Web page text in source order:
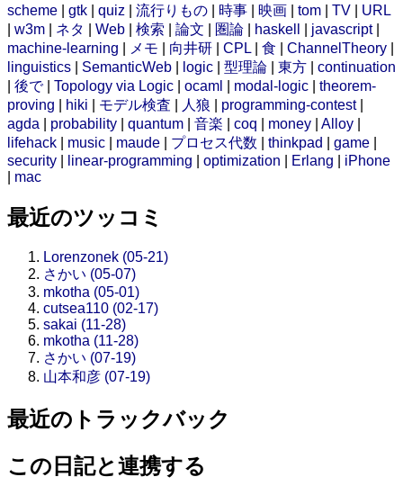
scheme
gtk quiz 流行りもの 時事 映画 tom TV
URL
w3m ネタ Web 検索 論文 圏論 haskell javascript|
machine-learning
メモ 向井研 CPL 食 ChannelTheory
linguistics
SemanticWeb logic 型理論 東方
continuation
後で| Topology via Logic ocaml modal-logic
theorem-
proving
hiki モデル検査 人狼 programming-contest|
agda
probability quantum 音楽 coq money Alloy
lifehack
music maude プロセス代数 thinkpad game
security
linear-programming optimization Erlang
iPhone
mac
最近のツッコミ
Lorenzonek (05-21)
さかい (05-07)
mkotha (05-01)
cutsea110 (02-17)
sakai (11-28)
mkotha (11-28)
さかい (07-19)
山本和彦 (07-19)
最近のトラックバック
この日記と連携する